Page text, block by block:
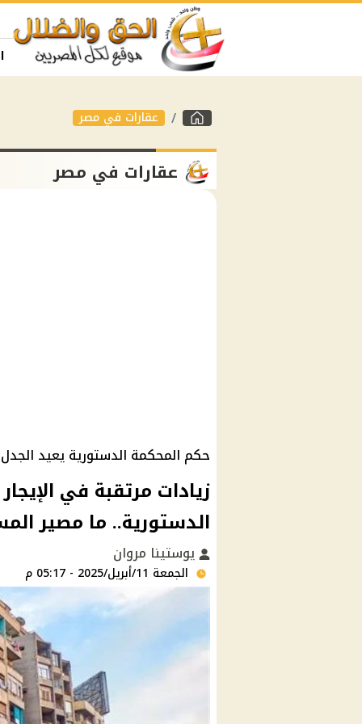
عقارات في مصر
عقارات في مصر
حكم المحكمة الدستورية يعيد الجدل
زيادات مرتقبة في
الدستورية.. ما مصير
يوستينا مروان
الجمعة 11/أبريل/2025 - 05:17 م